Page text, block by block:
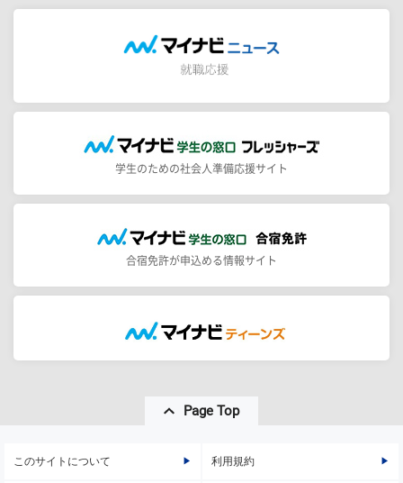
学生のための社会人準備応援サイト
合宿免許が申込める情報サイト
Page Top
このサイトについて 利用規約